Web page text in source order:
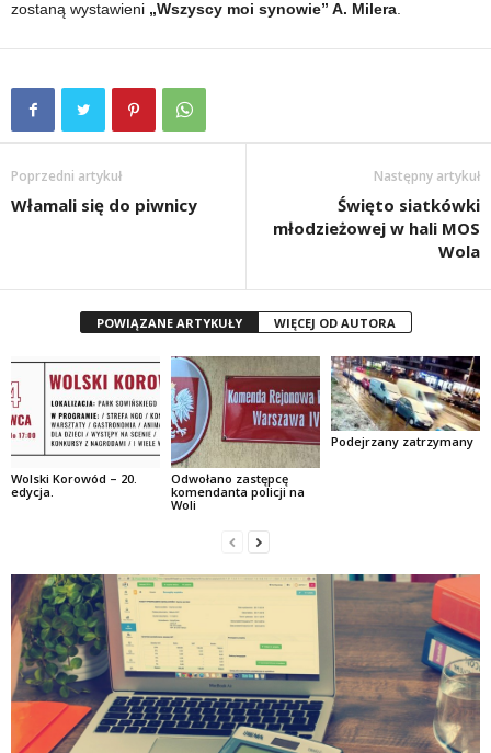
zostaną wystawieni „Wszyscy moi synowie” A. Milera
Poprzedni artykuł
Włamali się do piwnicy
Następny artykuł
Święto siatkówki
młodzieżowej w hali MOS
Wola
POWIĄZANE ARTYKUŁY WIĘCEJ OD AUTORA
Wolski Korowód – 20.
edycja.
Odwołano zastępcę
komendanta policji na
Woli
Podejrzany zatrzymany